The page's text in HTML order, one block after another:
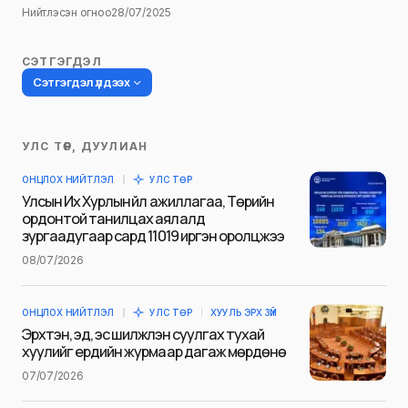
Нийтлэсэн огноо28/07/2025
СЭТГЭГДЭЛ
Сэтгэгдэл үлдээх
Таны имэйл хаягийг нийтлэхгүй.
Шаардлагатай талбаруудыг *гэж
тэмдэглэсэн
Сэтгэгдэл*
УЛС ТӨР, ДУУЛИАН
ОНЦЛОХ НИЙТЛЭЛ УЛС ТӨР
Улсын Их Хурлын үйл ажиллагаа, Төрийн
ордонтой танилцах аялалд
зургаадугаар сард 11019 иргэн оролцжээ
08/07/2026
ОНЦЛОХ НИЙТЛЭЛ УЛС ТӨР ХУУЛЬ ЭРХ ЗҮЙ
Эрхтэн, эд, эс шилжүүлэн суулгах тухай
хуулийг ердийн журмаар дагаж мөрдөнө
07/07/2026